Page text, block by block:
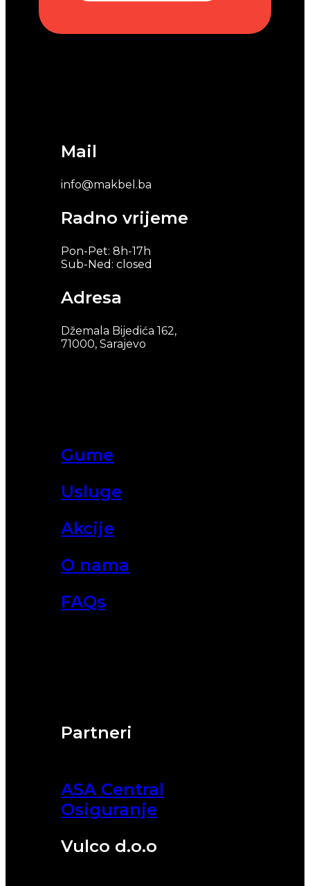
Partneri
ASA Central
Osiguranje
Vulco d.o.o
Gume
Usluge
Akcije
O nama
FAQs
Mail
info@makbel.ba
Radno vrijeme
Pon-Pet: 8h-17h
Sub-Ned: closed
Adresa
Džemala Bijedića 162,
71000, Sarajevo